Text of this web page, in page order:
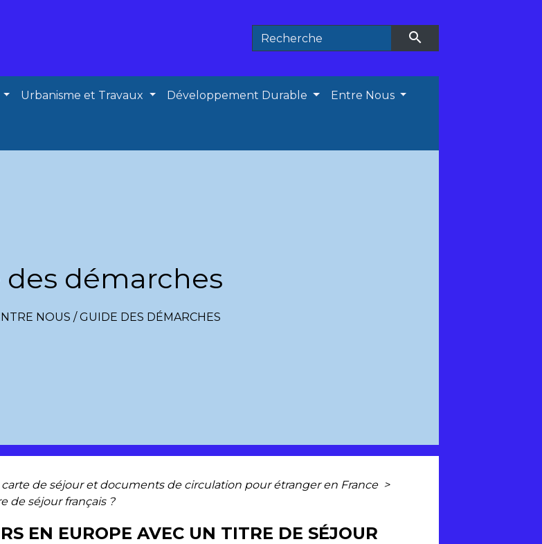
search
Urbanisme et Travaux Développement Durable Entre Nous
des démarches
NOUS /GUIDE DES DÉMARCHES
carte de séjour et documents de circulation pour étranger en France >
de séjour français ?
EN EUROPE AVEC UN TITRE DE SÉJOUR